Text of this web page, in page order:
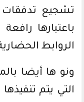
تشجيع تدفقات
باعتبارها
الروابط
ونو ها أيضا
التي يتم